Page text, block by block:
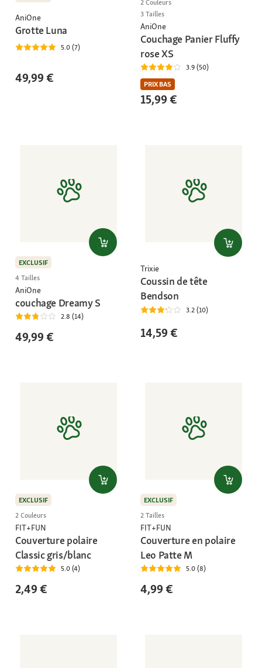
AniOne
Grotte Luna
5.0 (7)
49,99 €
2 Couleurs
3 Tailles
AniOne
Couchage Panier Fluffy
rose XS
3.9 (50)
PRIX BAS
15,99 €
EXCLUSIF
4 Tailles
AniOne
couchage Dreamy S
2.8 (14)
49,99 €
Trixie
Coussin de tête
Bendson
3.2 (10)
14,59 €
EXCLUSIF
2 Couleurs
FIT+FUN
Couverture polaire
Classic gris/blanc
5.0 (4)
2,49 €
EXCLUSIF
2 Tailles
FIT+FUN
Couverture en polaire
Leo Patte M
5.0 (8)
4,99 €